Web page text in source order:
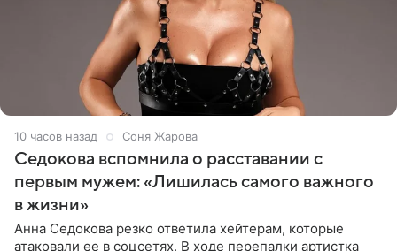
10 часов назад Соня Жарова
Седокова вспомнила о расставании с
первым мужем: «Лишилась самого важного
в жизни»
Анна Седокова резко ответила хейтерам, которые
атаковали ее в соцсетях. В ходе перепалки артистка